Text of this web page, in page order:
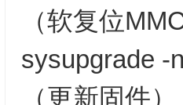
（软复位
sysupgrade -
（更新固件）